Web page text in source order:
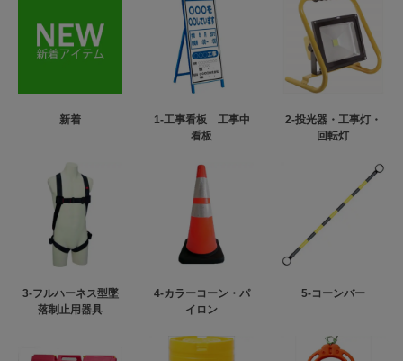
新着
1-工事看板 工事中
看板
2-投光器・工事灯・
回転灯
3-フルハーネス型墜
落制止用器具
4-カラーコーン・パ
イロン
5-コーンバー